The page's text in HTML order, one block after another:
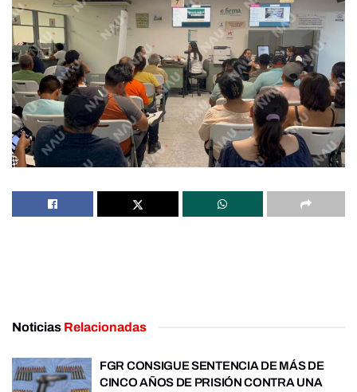
Noticias Relacionadas
FGR CONSIGUE SENTENCIA DE MÁS DE
CINCO AÑOS DE PRISIÓN CONTRA UNA